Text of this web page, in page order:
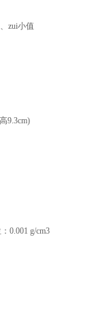
zui小值
9.3cm)
0.001 g/cm3